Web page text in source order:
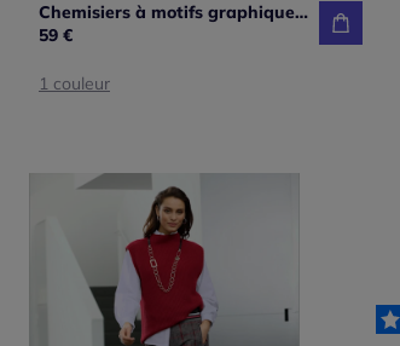
Chemisiers à motifs graphiques à manches longues transformables
59 €
1 couleur